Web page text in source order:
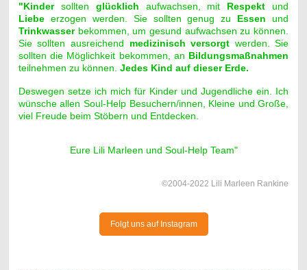
"Kindersollten glücklich aufwachsen, mit Respekt und
Liebeerzogen werden. Sie sollten genug zu Essen und
Trinkwasserbekommen, um gesund aufwachsen zu können.
Sie sollten ausreichend medizinisch versorgt werden. Sie
sollten die Möglichkeit bekommen, an Bildungsmaßnahmen
teilnehmen zu können. Jedes Kind auf dieser Erde.
Deswegen setze ich mich für Kinder und Jugendliche ein.
Ich
wünsche allen Soul-Help Besuchern/innen, Kleine und Große,
viel Freude beim Stöbern und Entdecken.
Eure Lili Marleen und Soul-Help Team"
©2004-2022 Lili Marleen Rankine
Folgt uns auf Instagram